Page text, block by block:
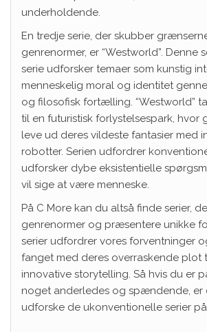
underholdende.
En tredje serie, der skubber
genrenormer, er “Westworld”. Denne
serie udforsker temaer som kunstig
menneskelig moral og identitet
og filosofisk fortælling. “Westworld”
til en futuristisk forlystelsespark, hvor
leve ud deres vildeste fantasier med
robotter. Serien udfordrer
udforsker dybe eksistentielle
vil sige at være menneske.
På C More kan du altså finde serier,
genrenormer og præsentere unikke
serier udfordrer vores forventninger
fanget med deres overraskende plot
innovative storytelling. Så hvis du er
noget anderledes og spændende,
udforske de ukonventionelle serier